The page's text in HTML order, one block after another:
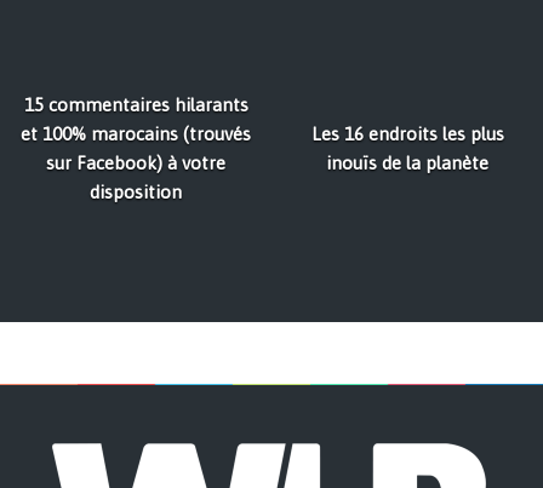
15 commentaires hilarants
et 100% marocains (trouvés
sur Facebook) à votre
disposition
Les 16 endroits les plus
inouïs de la planète